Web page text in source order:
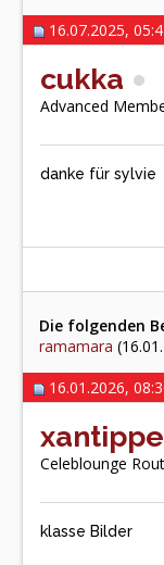
16.07.2025,
cukka
Advanced
danke für sylvie
Die folgenden
ramamara
16.01.2026,
xantippe
Celeblounge
klasse Bilder